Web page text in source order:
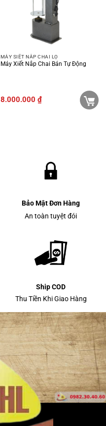
MÁY SIẾT NẮP CHAI LỌ
Máy Xiết Nắp Chai Bán Tự Động
8.000.000 ₫
Bảo Mật Đơn Hàng
An toàn tuyệt đói
Ship COD
Thu Tiền Khi Giao Hàng